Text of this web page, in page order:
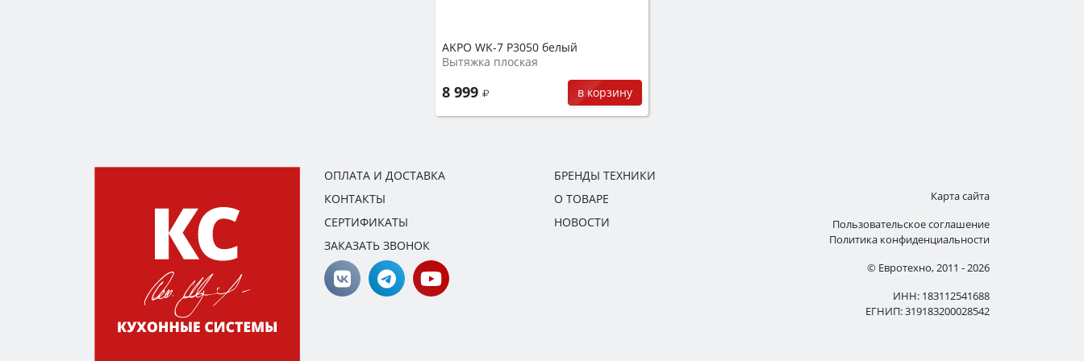
AKPO WK-7 Р3050 белый
Вытяжка плоская
8 999 в корзину
ОПЛАТА И ДОСТАВКА
КОНТАКТЫ
СЕРТИФИКАТЫ
ЗАКАЗАТЬ ЗВОНОК
БРЕНДЫ ТЕХНИКИ
О ТОВАРЕ
НОВОСТИ
Карта сайта
Пользовательское соглашение
Политика конфиденциальности
© Евротехно, 2011 - 2026
ИНН: 183112541688
ЕГНИП: 319183200028542